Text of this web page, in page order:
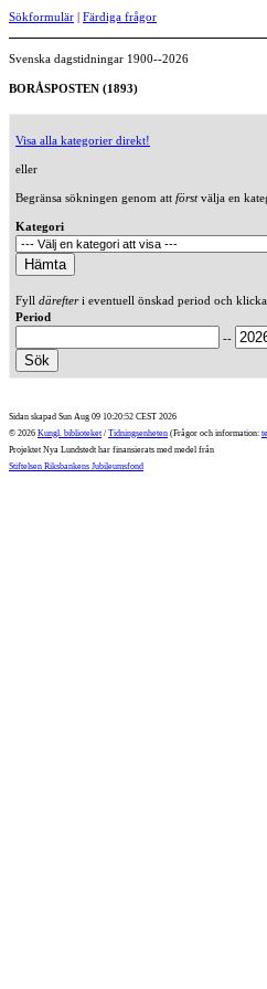
Sökformulär | Färdiga frågor
Svenska dagstidningar 1900--2026
BORÅSPOSTEN (1893)
Visa alla kategorier direkt!
eller
Begränsa sökningen genom att förstvälja en
Kategori
Fyll därefteri eventuell önskad period och klicka
Period
--
Sidan skapad Sun Aug 09 10:20:52 CEST 2026
© 2026 Kungl. biblioteket / Tidningsenheten (Frågor och information:
Projektet Nya Lundstedt har finansierats med medel från
Stiftelsen Riksbankens Jubileumsfond